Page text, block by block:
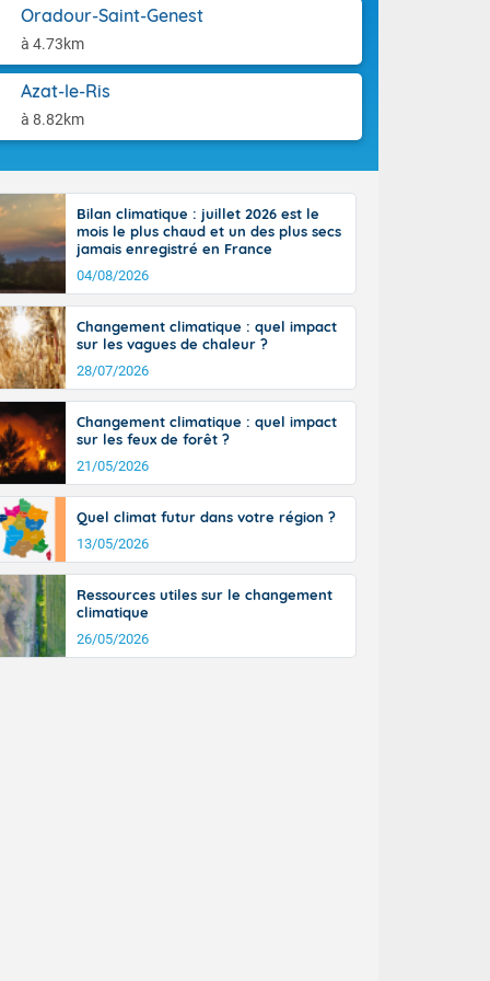
Oradour-Saint-Genest
à 4.73km
Azat-le-Ris
à 8.82km
pays en
sur la
la chaine
par
nuageuse
Midi-
degrés
avec 34 à
et 39 à 40
Aquitaine,
de-
sont
sont
un peu
du pays en
Des
le Jura et
de
et
sur le
en
h. Côté
entre
en Anjou.
pointes
Bilan climatique : juillet 2026 est le
mois le plus chaud et un des plus secs
jamais enregistré en France
04/08/2026
Changement climatique : quel impact
sur les vagues de chaleur ?
28/07/2026
Changement climatique : quel impact
sur les feux de forêt ?
21/05/2026
Quel climat futur dans votre région ?
13/05/2026
Ressources utiles sur le changement
climatique
26/05/2026